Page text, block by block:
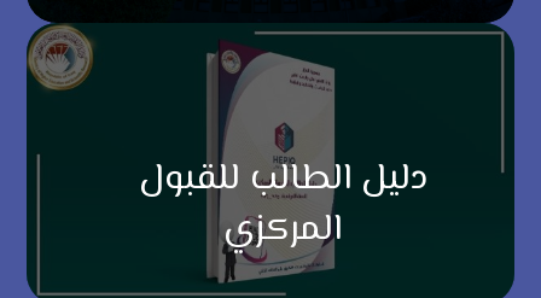
دليل الطالب للقبول
المركزي